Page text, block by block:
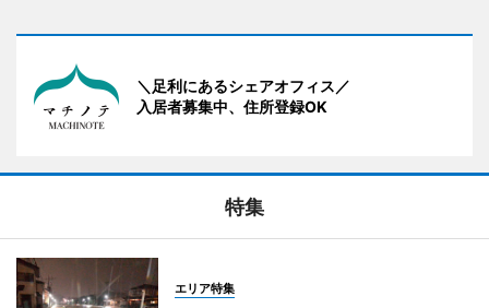
＼足利にあるシェアオフィス／
入居者募集中、住所登録OK
特集
エリア特集